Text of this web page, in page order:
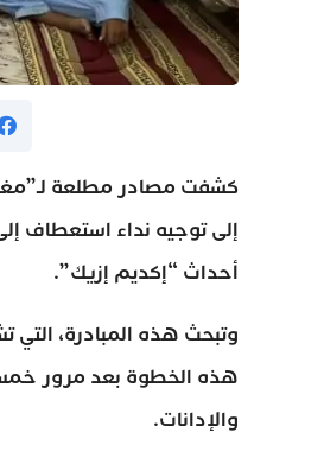
كشفت مصادر مطلعة
إلى توجيه نداء استعطاف
أحداث “إكديم إزيك”.
وتبحث هذه المبادرة،
هذه الخطوة بعد مرور
والإدانات.